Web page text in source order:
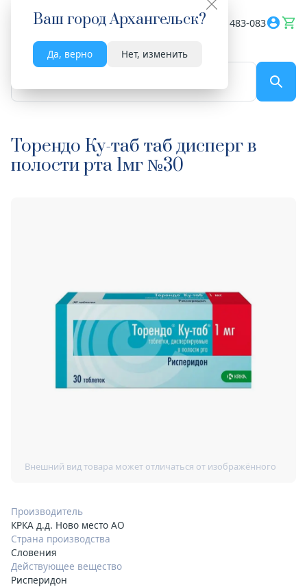
Ваш городАрхангельск?
Да, верно Нет, изменить
Весь сайт 8182 483-083
Торендо Ку-таб таб дисперг в
полости рта 1мг №30
Производитель
КРКА д.д. Ново место АО
Страна производства
Словения
Действующее вещество
Рисперидон